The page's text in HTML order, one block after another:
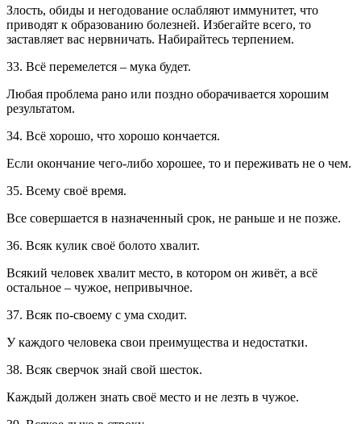
Злость, обиды и негодование ослабляют иммунитет, что
приводят к образованию болезней. Избегайте всего, то
заставляет вас нервничать. Набирайтесь терпением.
33. Всё перемелется – мука будет.
Любая проблема рано или поздно оборачивается хорошим
результатом.
34. Всё хорошо, что хорошо кончается.
Если окончание чего-либо хорошее, то и переживать не о чем.
35. Всему своё время.
Все совершается в назначенный срок, не раньше и не позже.
36. Всяк кулик своё болото хвалит.
Всякий человек хвалит место, в котором он живёт, а всё
остальное – чужое, непривычное.
37. Всяк по-своему с ума сходит.
У каждого человека свои преимущества и недостатки.
38. Всяк сверчок знай свой шесток.
Каждый должен знать своё место и не лезть в чужое.